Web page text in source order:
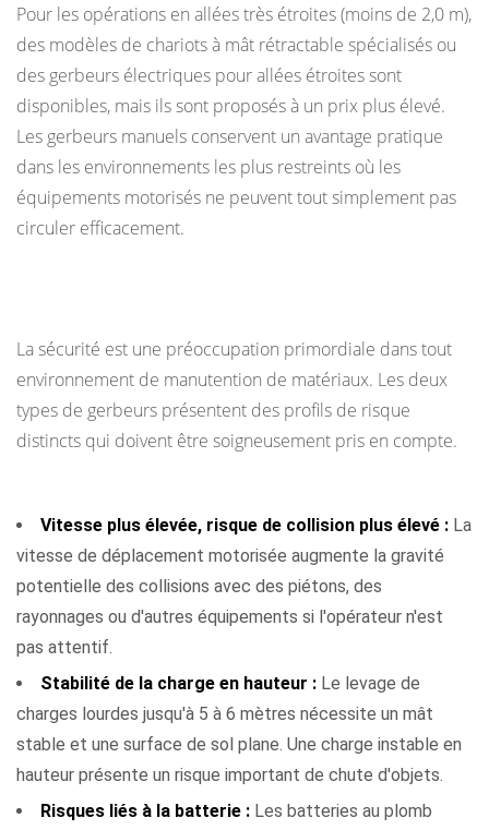
Pour les opérations en allées très étroites (moins de 2,0 m),
des modèles de chariots à mât rétractable spécialisés ou
des gerbeurs électriques pour allées étroites sont
disponibles, mais ils sont proposés à un prix plus élevé.
Les gerbeurs manuels conservent un avantage pratique
dans les environnements les plus restreints où les
équipements motorisés ne peuvent tout simplement pas
circuler efficacement.
La sécurité est une préoccupation primordiale dans tout
environnement de manutention de matériaux. Les deux
types de gerbeurs présentent des profils de risque
distincts qui doivent être soigneusement pris en compte.
Vitesse plus élevée, risque de collision plus élevé : La
vitesse de déplacement motorisée augmente la gravité
potentielle des collisions avec des piétons, des
rayonnages ou d'autres équipements si l'opérateur n'est
pas attentif.
Stabilité de la charge en hauteur : Le levage de
charges lourdes jusqu'à 5 à 6 mètres nécessite un mât
stable et une surface de sol plane. Une charge instable en
hauteur présente un risque important de chute d'objets.
Risques liés à la batterie : Les batteries au plomb